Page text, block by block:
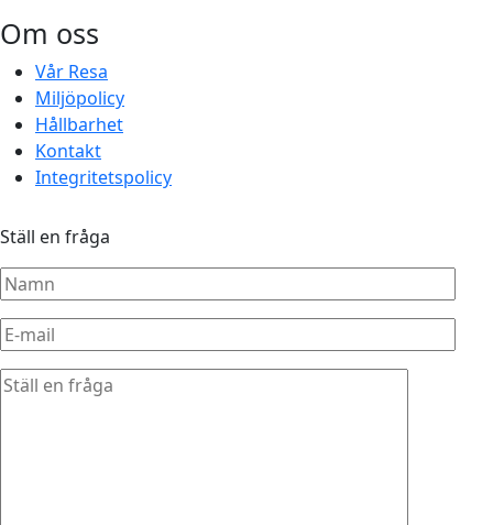
Om oss
Vår Resa
Miljöpolicy
Hållbarhet
Kontakt
Integritetspolicy
Ställ en fråga